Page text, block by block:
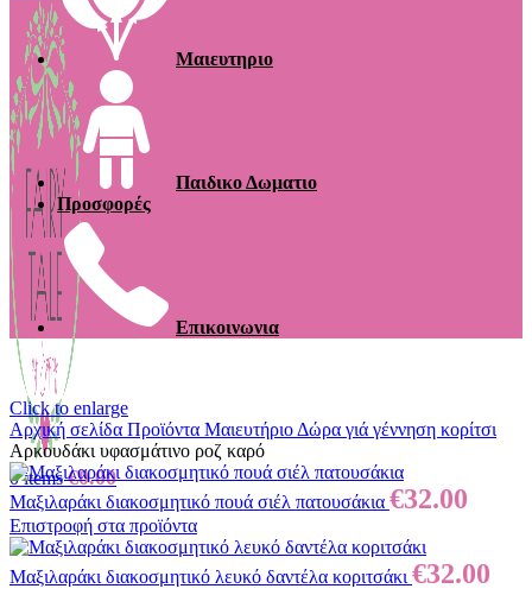
0items €0.00
Μαιευτηριο
Παιδικο Δωματιο
Προσφορές
Επικοινωνια
Click to enlarge
Αρχική σελίδα Προϊόντα Μαιευτήριο Δώρα γιά γέννηση κορίτσι
Αρκουδάκι υφασμάτινο ροζ καρό
Μαξιλαράκι διακοσμητικό πουά σιέλ πατουσάκια €32.00
Επιστροφή στα προϊόντα
Μαξιλαράκι διακοσμητικό λευκό δαντέλα κοριτσάκι €32.00